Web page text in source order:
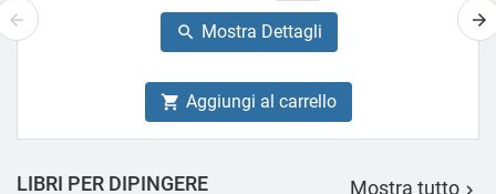
base
 Mostra Dettagli
 Aggiungi al carrello
LIBRI PER DIPINGERE Mostra tutto